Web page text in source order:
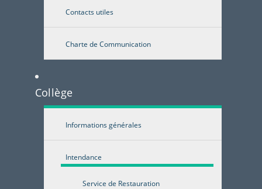
Contacts utiles
Charte de Communication
Collège
Informations générales
Intendance
Service de Restauration